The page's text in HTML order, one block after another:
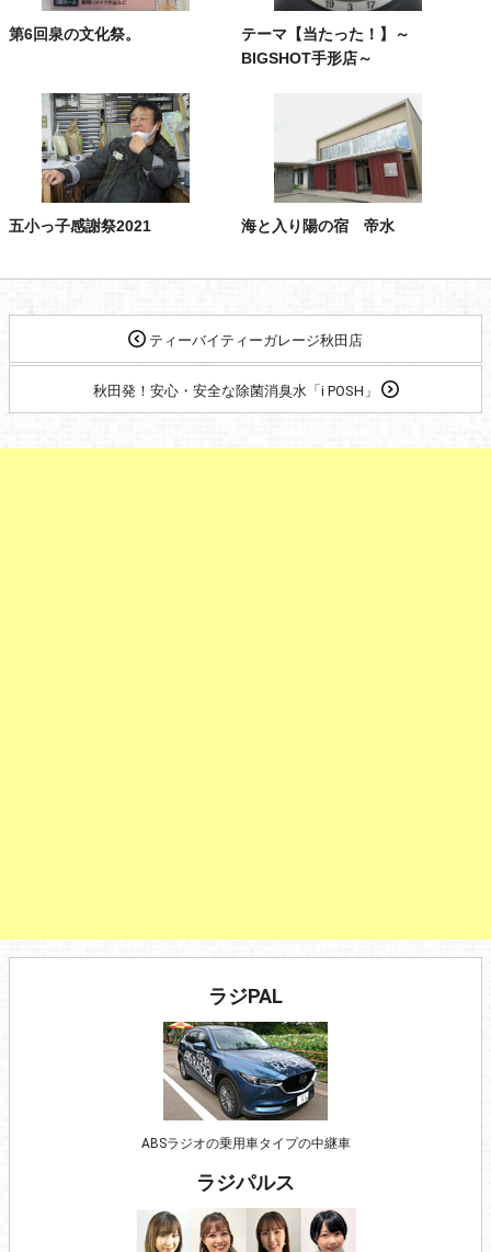
第6回泉の文化祭。
テーマ【当たった！】～
BIGSHOT手形店～
五小っ子感謝祭2021 海と入り陽の宿 帝水
ティーバイティーガレージ秋田店
秋田発！安心・安全な除菌消臭水「i POSH」
ラジPAL
ABSラジオの乗用車タイプの中継車
ラジパルス